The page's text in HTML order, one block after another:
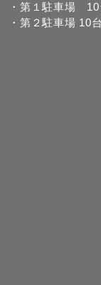
・第１駐車場 10
・第２駐車場 10